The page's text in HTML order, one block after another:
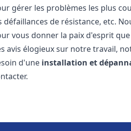
gérer les problèmes les plus
défaillances de résistance, etc.
vous donner la paix d'esprit
avis élogieux sur notre travail,
d'une installation et